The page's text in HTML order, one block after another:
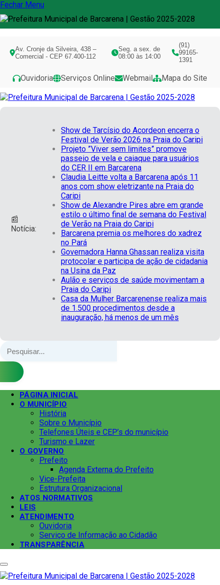
Fechar Menu
Av. Cronje da Silveira, 438 –
Comercial - CEP 67.400-112
Seg. a sex. de
08:00 às 14:00
(91)
99165-
1391
Ouvidoria Serviços Online Webmail Mapa do Site
📰
Notícia:
Show de Tarcísio do Acordeon encerra o
Festival de Verão 2026 na Praia do Caripi
Projeto ”Viver sem limites” promove
passeio de vela e caiaque para usuários
do CER II em Barcarena
Claudia Leitte volta a Barcarena após 11
anos com show eletrizante na Praia do
Caripi
Show de Alexandre Pires abre em grande
estilo o último final de semana do Festival
de Verão na Praia do Caripi
Barcarena premia os melhores do xadrez
no Pará
Governadora Hanna Ghassan realiza visita
protocolar e participa de ação de cidadania
na Usina da Paz
Aulão e serviços de saúde movimentam a
Praia do Caripi
Casa da Mulher Barcarenense realiza mais
de 1.500 procedimentos desde a
inauguração, há menos de um mês
PÁGINA INICIAL
O MUNICÍPIO
História
Sobre o Município
Telefones Úteis e CEP’s do município
Turismo e Lazer
O GOVERNO
Prefeito
Agenda Externa do Prefeito
Vice-Prefeita
Estrutura Organizacional
ATOS NORMATIVOS
LEIS
ATENDIMENTO
Ouvidoria
Serviço de Informação ao Cidadão
TRANSPARÊNCIA